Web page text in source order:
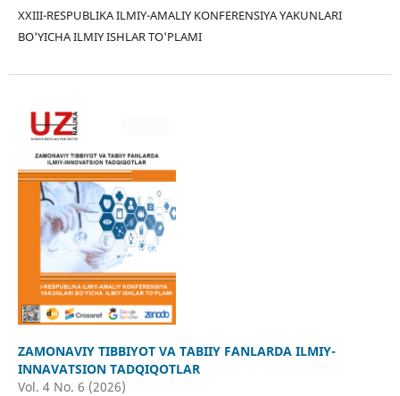
XXIII-RESPUBLIKA ILMIY-AMALIY KONFERENSIYA YAKUNLARI
BO'YICHA ILMIY ISHLAR TO'PLAMI
ZAMONAVIY TIBBIYOT VA TABIIY FANLARDA ILMIY-
INNAVATSION TADQIQOTLAR
Vol. 4 No. 6 (2026)